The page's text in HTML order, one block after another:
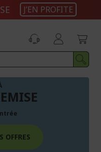
J’EN PROFITE
OFFRES